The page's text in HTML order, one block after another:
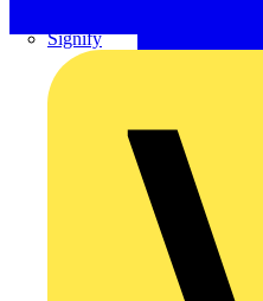
Signify